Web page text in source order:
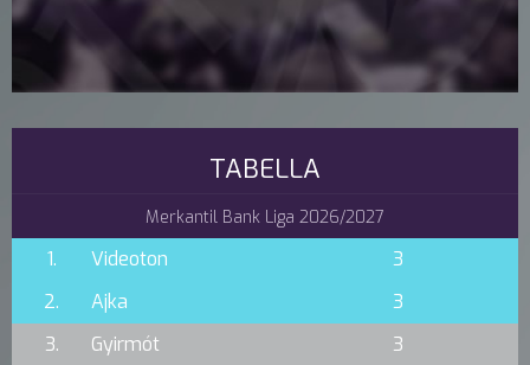
TABELLA
Merkantil Bank Liga 2026/2027
1. Videoton
3
2.
Ajka
3
3.
Gyirmót
3